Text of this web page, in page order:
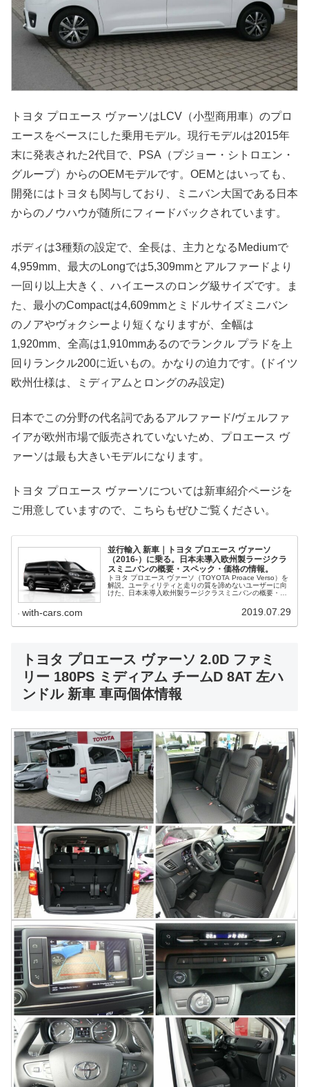
トヨタ プロエース ヴァーソはLCV（小型商用車）のプロ
エースをベースにした乗用モデル。現行モデルは2015年
末に発表された2代目で、PSA（プジョー・シトロエン・
グループ）からのOEMモデルです。OEMとはいっても、
開発にはトヨタも関与しており、ミニバン大国である日本
からのノウハウが随所にフィードバックされています。
ボディは3種類の設定で、全長は、主力となるMediumで
4,959mm、最大のLongでは5,309mmとアルファードより
一回り以上大きく、ハイエースのロング級サイズです。ま
た、最小のCompactは4,609mmとミドルサイズミニバン
のノアやヴォクシーより短くなりますが、全幅は
1,920mm、全高は1,910mmあるのでランクル プラドを上
回りランクル200に近いもの。かなりの迫力です。(ドイツ
欧州仕様は、ミディアムとロングのみ設定)
日本でこの分野の代名詞であるアルファード/ヴェルファ
イアが欧州市場で販売されていないため、プロエース ヴ
ァーソは最も大きいモデルになります。
トヨタ プロエース ヴァーソについては新車紹介ページを
ご用意していますので、こちらもぜひご覧ください。
並行輸入 新車｜トヨタ プロエース ヴァーソ
（2016-）に乗る。日本未導入欧州製ラージクラ
スミニバンの概要・スペック・価格の情報。
トヨタ プロエース ヴァーソ（TOYOTA Proace Verso）を
解説。ユーティリティと走りの質を諦めないユーザーに向
けた、日本未導入欧州製ラージクラスミニバンの概要・ス
with-cars.com 2019.07.29
トヨタ プロエース ヴァーソ 2.0D ファミ
リー 180PS ミディアム チームD 8AT 左ハ
ンドル 新車 車両個体情報